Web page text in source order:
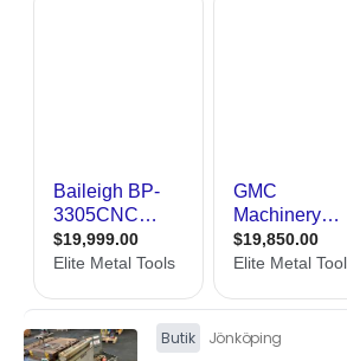
Butik Jönköping